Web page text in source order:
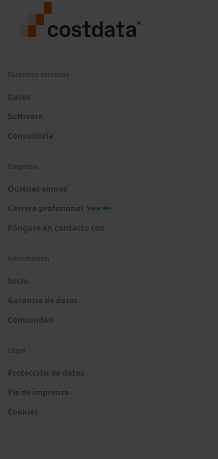
Nuestros servicios
Datos
Software
Consultoría
Empresa
Quiénes somos
Carrera profesional Vacantes
Póngase en contacto con
Información
Socio
Garantía de datos
Comunidad
Legal
Protección de datos
Pie de imprenta
Cookies